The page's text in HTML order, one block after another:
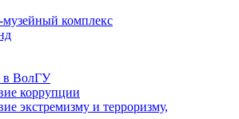
комплекс
ВолГУ
коррупции
экстремизму и терроризму,